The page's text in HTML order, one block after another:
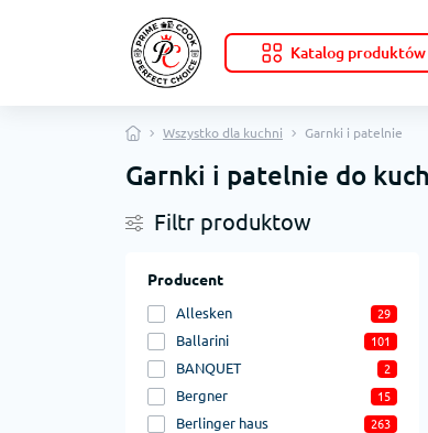
Katalog produktów
Wszystko dla kuchni Garnki i patelnie
Garnki i patelnie do
Filtr produktow
Producent
Allesken 29
Ballarini 101
BANQUET 2
Bergner 15
Berlinger haus 263